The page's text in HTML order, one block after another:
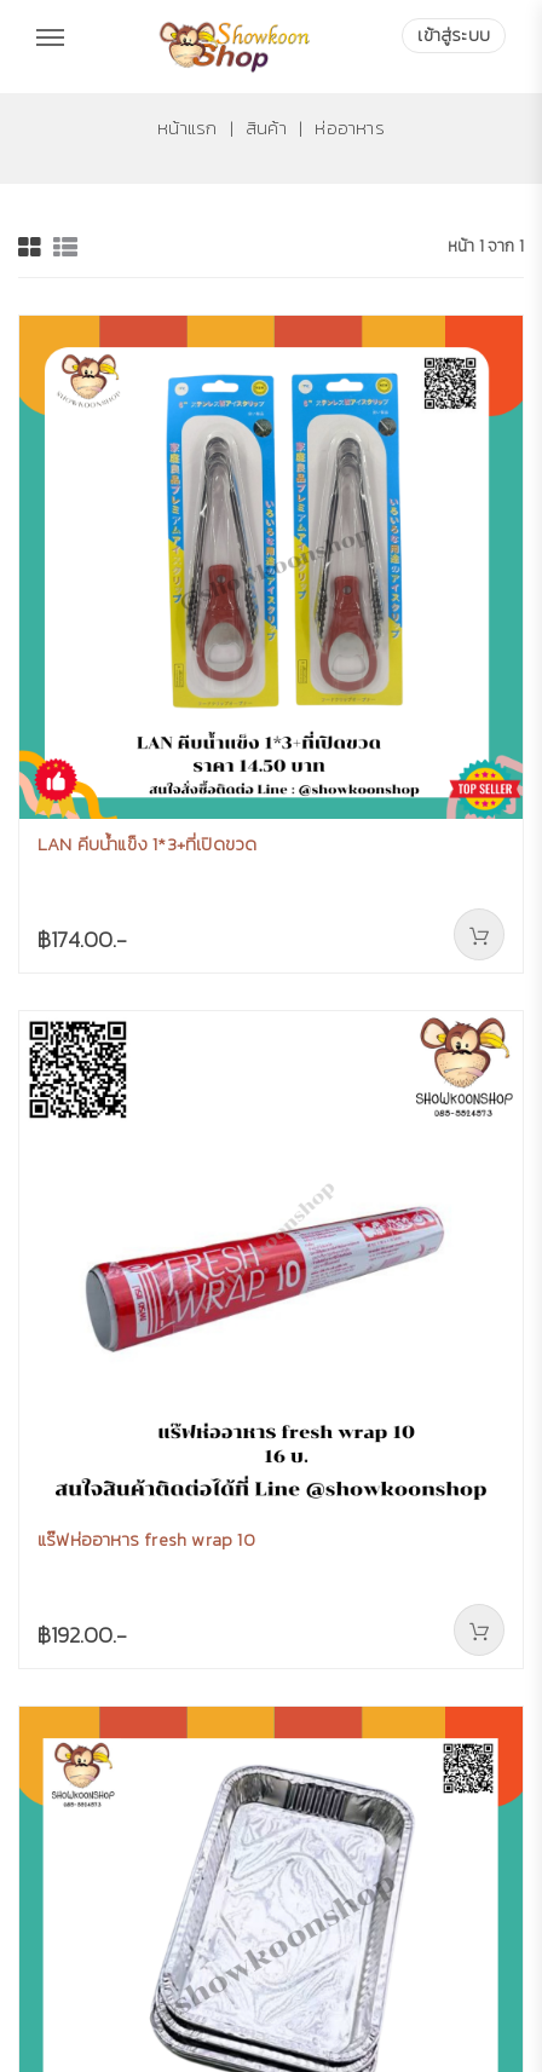
เข้าสู่ระบบ
เข้าสู่ระบบ
หน้าแรก | สินค้า | ห่ออาหาร
หน้า 1 จาก 1
LAN คีบน้ำแข็ง 1*3+ที่เปิดขวด
฿174.00.-
แร๊ฟห่ออาหาร fresh wrap 10
฿192.00.-